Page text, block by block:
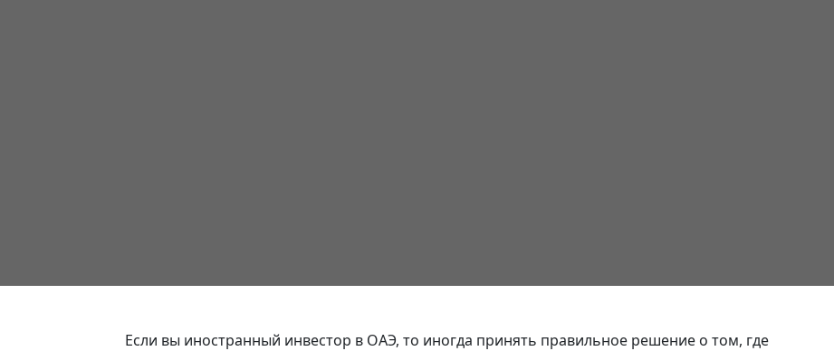
Если вы иностранный инвестор в ОАЭ, то иногда принять правильное решение о том, где